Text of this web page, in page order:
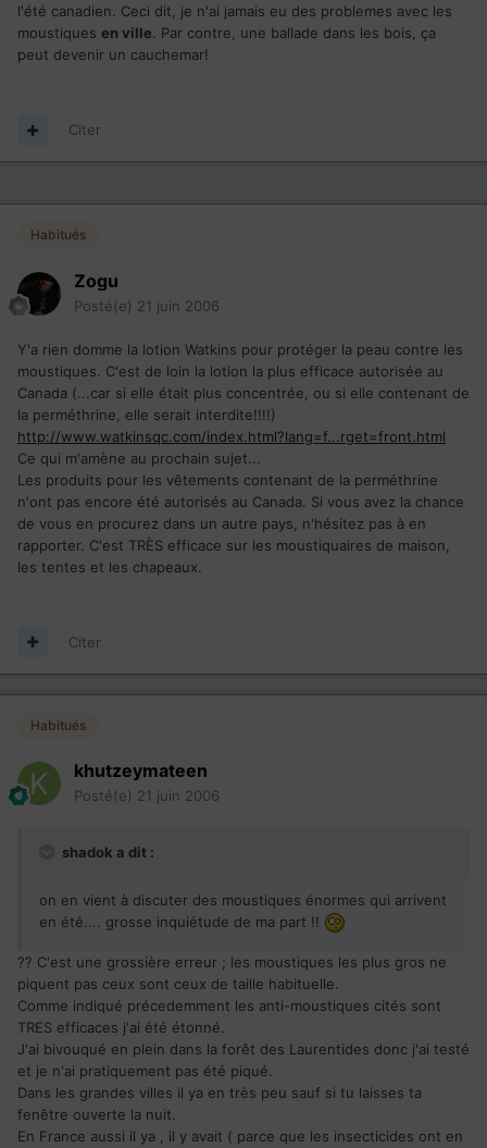
l'été canadien. Ceci dit, je n'ai jamais eu des problemes avec les
moustiques en ville. Par contre, une ballade dans les bois, ça
peut devenir un cauchemar!
Citer
Habitués
Zogu
Posté(e) 21 juin 2006
Y'a rien domme la lotion Watkins pour protéger la peau contre les
moustiques. C'est de loin la lotion la plus efficace autorisée au
Canada (...car si elle était plus concentrée, ou si elle contenant de
la perméthrine, elle serait interdite!!!!)
http://www.watkinsqc.com/index.html?lang=f...rget=front.html
Ce qui m'amène au prochain sujet...
Les produits pour les vêtements contenant de la perméthrine
n'ont pas encore été autorisés au Canada. Si vous avez la chance
de vous en procurez dans un autre pays, n'hésitez pas à en
rapporter. C'est TRÈS efficace sur les moustiquaires de maison,
les tentes et les chapeaux.
Citer
Habitués
khutzeymateen
Posté(e) 21 juin 2006
shadok a dit :
on en vient à discuter des moustiques énormes qui arrivent
en été.... grosse inquiétude de ma part !!
?? C'est une grossière erreur ; les moustiques les plus gros ne
piquent pas ceux sont ceux de taille habituelle.
Comme indiqué précedemment les anti-moustiques cités sont
TRES efficaces j'ai été étonné.
J'ai bivouqué en plein dans la forêt des Laurentides donc j'ai testé
et je n'ai pratiquement pas été piqué.
Dans les grandes villes il ya en très peu sauf si tu laisses ta
fenêtre ouverte la nuit.
En France aussi il ya , il y avait ( parce que les insecticides ont en